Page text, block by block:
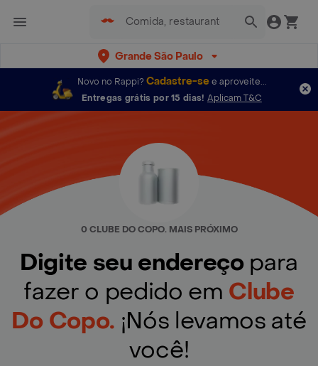
Grande São Paulo
Novo no Rappi? Cadastre-se e aproveite...
Entregas grátis por 15 dias! Aplicam T&C
0 CLUBE DO COPO. MAIS PRÓXIMO
Digite seu endereço para
fazer o pedido em Clube
Do Copo. ¡Nós levamos até
você!